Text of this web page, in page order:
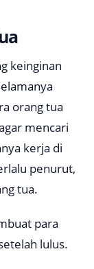
keinginan
orang tua
mencari
kerja di
penurut,
tua.
para
lulus.